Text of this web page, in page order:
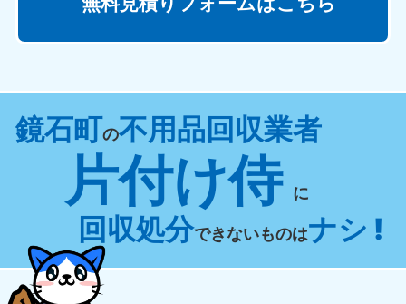
鏡石町の不用品回収業者
片付け侍 に
回収処分できないものはナシ !